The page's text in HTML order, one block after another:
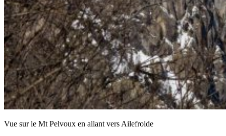
Vue sur le Mt Pelvoux en allant vers Ailefroide